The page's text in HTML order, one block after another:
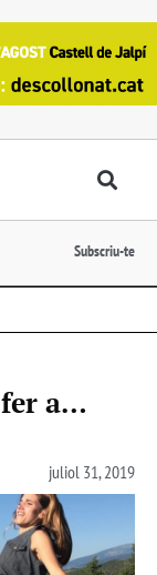
Subscriu-te
fer a…
juliol 31, 2019